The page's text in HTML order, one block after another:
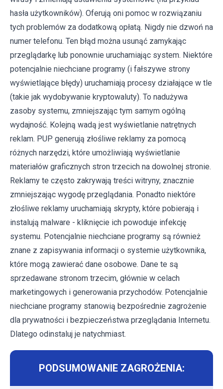
hasła użytkowników). Oferują oni pomoc w rozwiązaniu
tych problemów za dodatkową opłatą. Nigdy nie dzwoń na
numer telefonu. Ten błąd można usunąć zamykając
przeglądarkę lub ponownie uruchamiając system. Niektóre
potencjalnie niechciane programy (i fałszywe strony
wyświetlające błędy) uruchamiają procesy działające w tle
(takie jak wydobywanie kryptowaluty). To nadużywa
zasoby systemu, zmniejszając tym samym ogólną
wydajność. Kolejną wadą jest wyświetlanie natrętnych
reklam. PUP generują złośliwe reklamy za pomocą
różnych narzędzi, które umożliwiają wyświetlanie
materiałów graficznych stron trzecich na dowolnej stronie.
Reklamy te często zakrywają treści witryny, znacznie
zmniejszając wygodę przeglądania. Ponadto niektóre
złośliwe reklamy uruchamiają skrypty, które pobierają i
instalują malware - kliknięcie ich powoduje infekcję
systemu. Potencjalnie niechciane programy są również
znane z zapisywania informacji o systemie użytkownika,
które mogą zawierać dane osobowe. Dane te są
sprzedawane stronom trzecim, głównie w celach
marketingowych i generowania przychodów. Potencjalnie
niechciane programy stanowią bezpośrednie zagrożenie
dla prywatności i bezpieczeństwa przeglądania Internetu.
Dlatego odinstaluj je natychmiast.
PODSUMOWANIE ZAGROŻENIA: